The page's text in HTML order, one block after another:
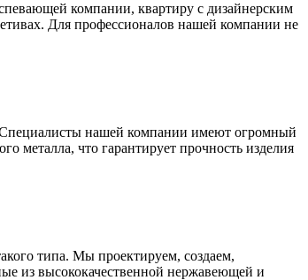
компании, квартиру с дизайнерским
Для профессионалов нашей компании не
Специалисты нашей компании имеют огромный
металла, что гарантирует прочность изделия
типа. Мы проектируем, создаем,
из высококачественной нержавеющей и